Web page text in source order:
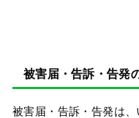
被害届・告訴・告発
被害届・告訴・告発は